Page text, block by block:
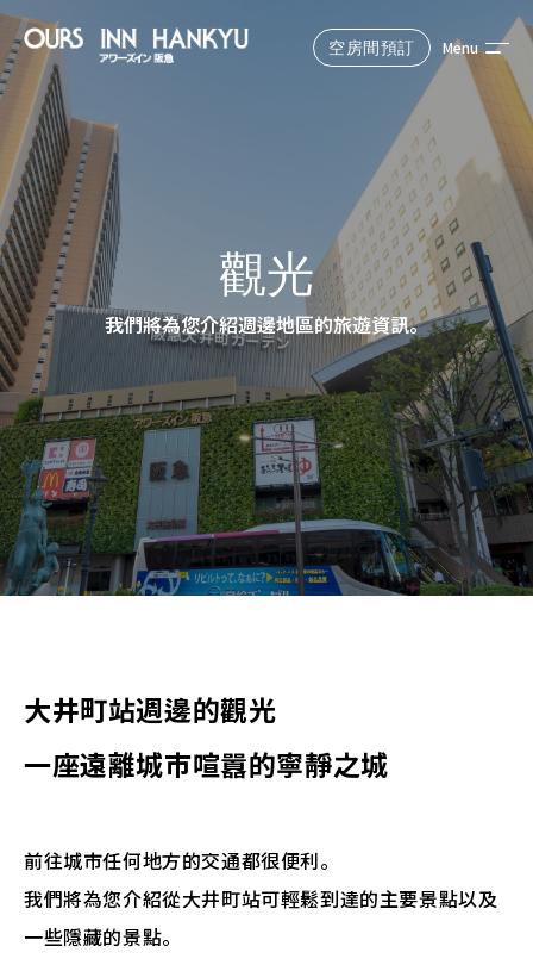
空房間預訂 Menu
預定住宿日期
選擇中的人數和房間數
成人1人，房間1間
搜索
觀光
我們將為您介紹週邊地區的旅遊資訊。
大井町站週邊的觀光
一座遠離城市喧囂的寧靜之城
前往城市任何地方的交通都很便利。
我們將為您介紹從大井町站可輕鬆到達的主要景點以及
一些隱藏的景點。